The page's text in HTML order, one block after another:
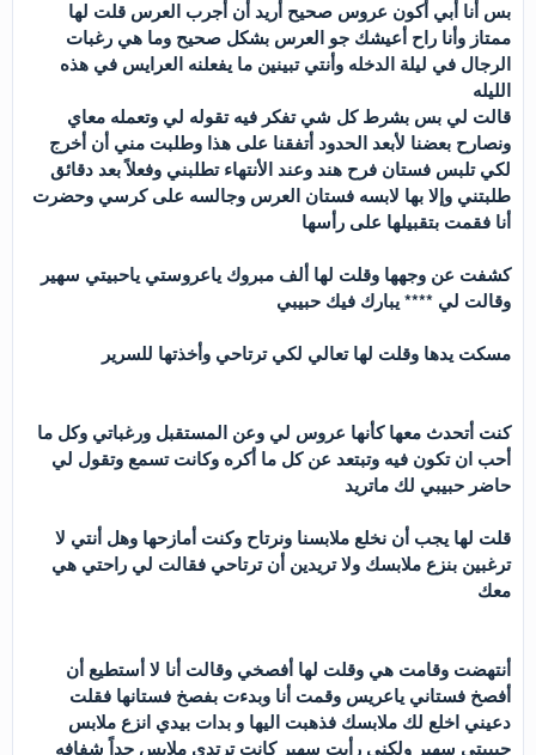
بس أنا أبي أكون عروس صحيح أريد أن أجرب العرس قلت لها
ممتاز وأنا راح أعيشك جو العرس بشكل صحيح وما هي رغبات
الرجال في ليلة الدخله وأنتي تبينين ما يفعلنه العرايس في هذه
الليله
قالت لي بس بشرط كل شي تفكر فيه تقوله لي وتعمله معاي
ونصارح بعضنا لأبعد الحدود أتفقنا على هذا وطلبت مني أن أخرج
لكي تلبس فستان فرح هند وعند الأنتهاء تطلبني وفعلاً بعد دقائق
طلبتني وإلا بها لابسه فستان العرس وجالسه على كرسي وحضرت
أنا فقمت بتقبيلها على رأسها
كشفت عن وجهها وقلت لها ألف مبروك ياعروستي ياحبيتي سهير
وقالت لي **** يبارك فيك حبيبي
مسكت يدها وقلت لها تعالي لكي ترتاحي وأخذتها للسرير
كنت أتحدث معها كأنها عروس لي وعن المستقبل ورغباتي وكل ما
أحب ان تكون فيه وتبتعد عن كل ما أكره وكانت تسمع وتقول لي
حاضر حبيبي لك ماتريد
قلت لها يجب أن نخلع ملابسنا ونرتاح وكنت أمازحها وهل أنتي لا
ترغبين بنزع ملابسك ولا تريدين أن ترتاحي فقالت لي راحتي هي
معك
أنتهضت وقامت هي وقلت لها أفصخي وقالت أنا لا أستطيع أن
أفصخ فستاني ياعريس وقمت أنا وبدءت بفصخ فستانها فقلت
دعيني اخلع لك ملابسك فذهبت اليها و بدات بيدي انزع ملابس
حبيبتي سهير ولكني رأيت سهير كانت ترتدي ملابس جداً شفافه